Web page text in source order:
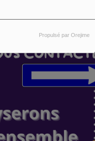
Propulsé par Orejime